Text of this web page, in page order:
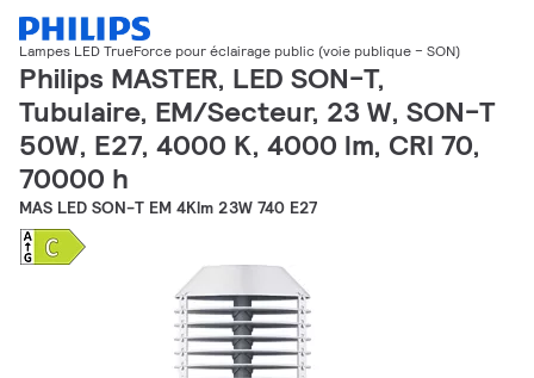
Lampes LED TrueForce pour éclairage public (voie publique – SON)
Philips MASTER, LED SON-T,
Tubulaire, EM/Secteur, 23 W, SON-T
50W, E27, 4000 K, 4000 lm, CRI 70,
70000 h
MAS LED SON-T EM 4Klm 23W 740 E27